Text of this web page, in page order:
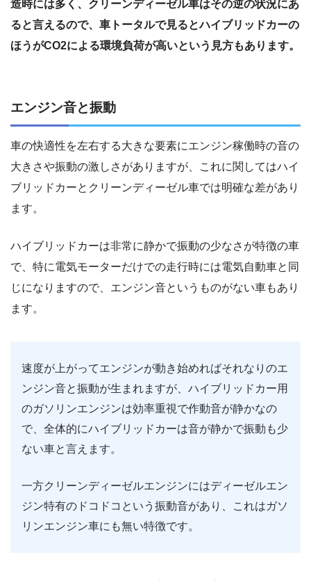
造時には多く、クリーンディーゼル車はその逆の状況にあ
ると言えるので、車トータルで見るとハイブリッドカーの
ほうがCO2による環境負荷が高いという見方もあります。
エンジン音と振動
車の快適性を左右する大きな要素にエンジン稼働時の音の
大きさや振動の激しさがありますが、これに関してはハイ
ブリッドカーとクリーンディーゼル車では明確な差があり
ます。
ハイブリッドカーは非常に静かで振動の少なさが特徴の車
で、特に電気モーターだけでの走行時には電気自動車と同
じになりますので、エンジン音というものがない車もあり
ます。
速度が上がってエンジンが動き始めればそれなりのエ
ンジン音と振動が生まれますが、ハイブリッドカー用
のガソリンエンジンは効率重視で作動音が静かなの
で、全体的にハイブリッドカーは音が静かで振動も少
ない車と言えます。
一方クリーンディーゼルエンジンにはディーゼルエン
ジン特有のドコドコという振動音があり、これはガソ
リンエンジン車にも無い特徴です。